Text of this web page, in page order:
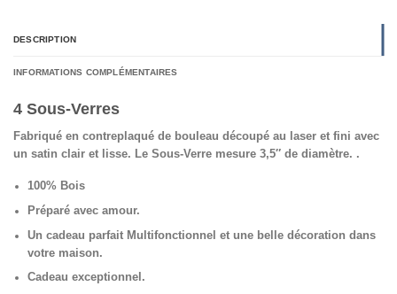
DESCRIPTION
INFORMATIONS COMPLÉMENTAIRES
4 Sous-Verres
Fabriqué en contreplaqué de bouleau découpé au laser et fini avec
un satin clair et lisse. Le Sous-Verre mesure 3,5″ de diamètre. .
100% Bois
Préparé avec amour.
Un cadeau parfait Multifonctionnel et une belle décoration dans
votre maison.
Cadeau exceptionnel.